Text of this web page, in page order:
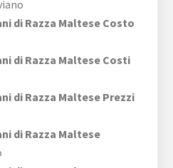
di Razza Maltese Costo
di Razza Maltese Costi
di Razza Maltese Prezzi
di Razza Maltese